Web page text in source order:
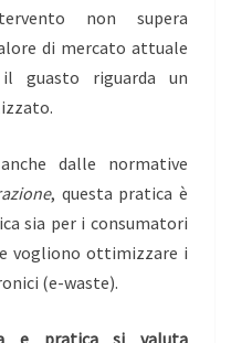
non supera
di mercato attuale
guasto riguarda un
dalle normative
, questa pratica è
sia per i consumatori
vogliono ottimizzare i
(e-waste).
e pratica si valuta